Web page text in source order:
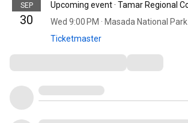
SEP
30
Wed 9:00 PM · Masada National Park
Ticketmaster